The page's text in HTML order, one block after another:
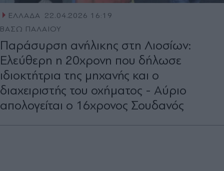
ΕΛΛΑΔΑ 22.04.2026 16:19
ΒΑΣΩ ΠΑΛΑΙΟΥ
Παράσυρση ανήλικης στη Λιοσίων:
Ελεύθερη η 20χρονη που δήλωσε
ιδιοκτήτρια της μηχανής και ο
διαχειριστής του οχήματος - Αύριο
απολογείται ο 16χρονος Σουδανός